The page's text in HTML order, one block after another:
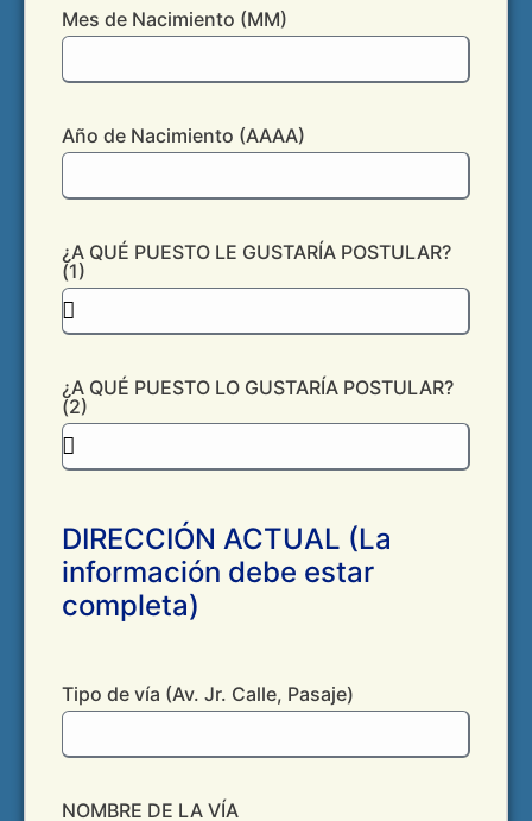
Mes de Nacimiento (MM)
Año de Nacimiento (AAAA)
¿A QUÉ PUESTO LE GUSTARÍA POSTULAR?
(1)
¿A QUÉ PUESTO LO GUSTARÍA POSTULAR?
(2)
DIRECCIÓN ACTUAL (La
información debe estar
completa)
Tipo de vía (Av. Jr. Calle, Pasaje)
NOMBRE DE LA VÍA